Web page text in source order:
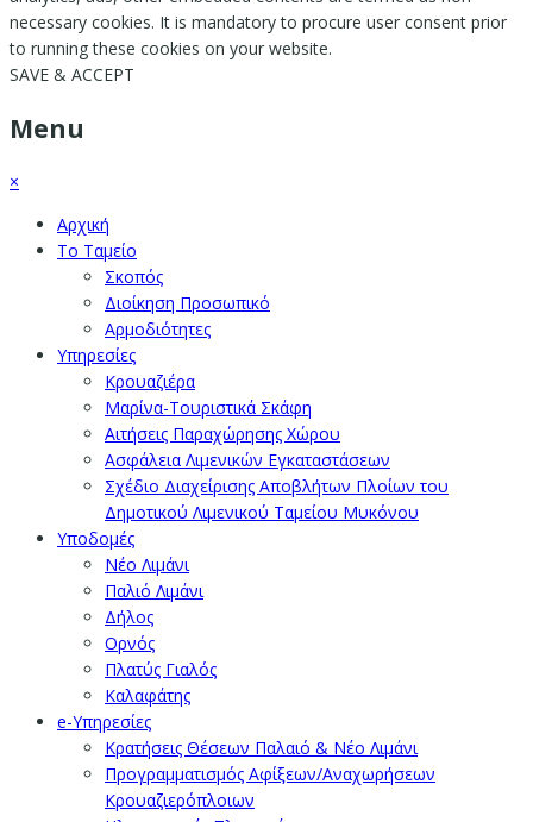
necessary cookies. It is mandatory to procure user consent prior
to running these cookies on your website.
SAVE & ACCEPT
Menu
×
Αρχική
Το Ταμείο
Σκοπός
Διοίκηση Προσωπικό
Αρμοδιότητες
Υπηρεσίες
Κρουαζιέρα
Μαρίνα-Τουριστικά Σκάφη
Αιτήσεις Παραχώρησης Χώρου
Ασφάλεια Λιμενικών Εγκαταστάσεων
Σχέδιο Διαχείρισης Αποβλήτων Πλοίων του
Δημοτικού Λιμενικού Ταμείου Μυκόνου
Υποδομές
Νέο Λιμάνι
Παλιό Λιμάνι
Δήλος
Ορνός
Πλατύς Γιαλός
Καλαφάτης
e-Υπηρεσίες
Κρατήσεις Θέσεων Παλαιό & Νέο Λιμάνι
Προγραμματισμός Αφίξεων/Αναχωρήσεων
Κρουαζιερόπλοιων